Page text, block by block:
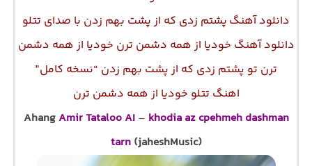
دانلود آهنگ پشتم زدی که از پشت بهم زدن با صدای تتلو
دانلود آهنگ خودیا از همه دشمن ترن خودیا از همه دشمن
ترن تو پشتم زدی که از پشت بهم زدن “نسخه کامل”
اهنگ تتلو خودیا از همه دشمن ترن
Ahang Amir Tataloo AI– khodia az cpehmeh dashman
tarn(jaheshMusic)